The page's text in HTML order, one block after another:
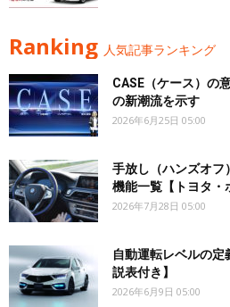
Ranking 人気記事ランキング
CASE（ケース）の
の新潮流を示す
2026年6月25日 05:00
手放し（ハンズオフ
機能一覧【トヨタ・
2026年7月28日 05:00
自動運転レベルの定
説表付き】
2026年6月9日 05:00